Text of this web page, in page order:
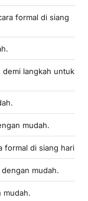
formal di siang
demi langkah untuk
mudah.
formal di siang hari
mudah.
mudah.